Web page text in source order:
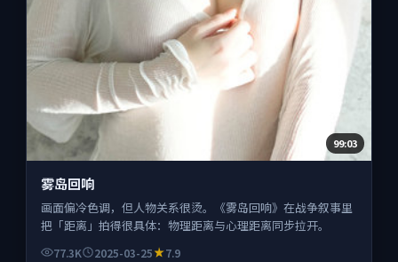
99:03
雾岛回响
画面偏冷色调，但人物关系很烫。《雾岛回响》在战争叙事里
把「距离」拍得很具体：物理距离与心理距离同步拉开。
77.3K 2025-03-25
7.9